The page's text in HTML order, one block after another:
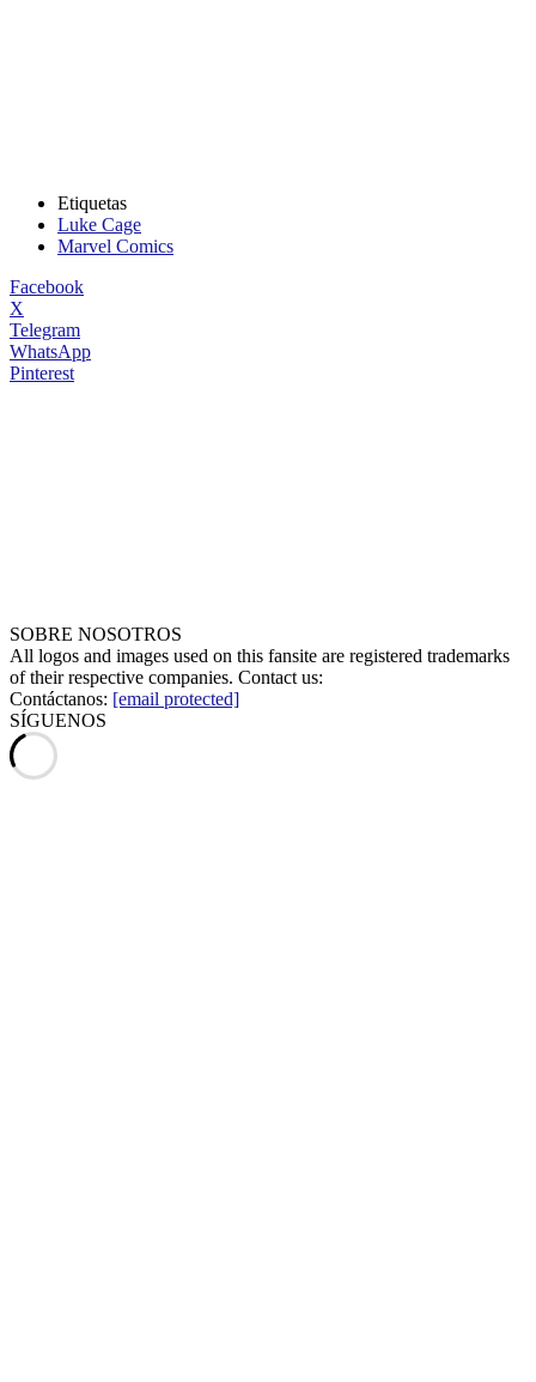
Etiquetas
Luke Cage
Marvel Comics
Facebook
X
Telegram
WhatsApp
Pinterest
SOBRE NOSOTROS
All logos and images used on this fansite are registered trademarks
of their respective companies. Contact us:
Contáctanos: [email protected]
SÍGUENOS